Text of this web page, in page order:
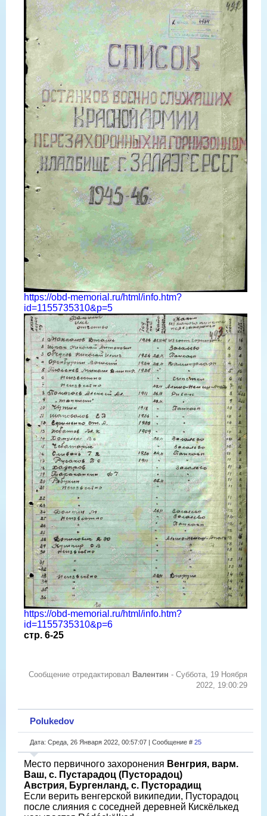
https://obd-memorial.ru/html/info.htm?
id=1155735310&p=5
https://obd-memorial.ru/html/info.htm?
id=1155735310&p=6
стр. 6-25
Сообщение отредактировал Валентин - Суббота, 19 Ноября
2022, 19:00:29
Polukedov
Дата: Среда, 26 Января 2022, 00:57:07 | Сообщение # 25
Место первичного захоронения Венгрия, варм.
Ваш, с. Пустарадоц (Пусторадоц)
Австрия, Бургенланд, с. Пусторадищ
Если верить венгерской википедии, Пусторадоц
после слияния с соседней деревней Кискёлькед